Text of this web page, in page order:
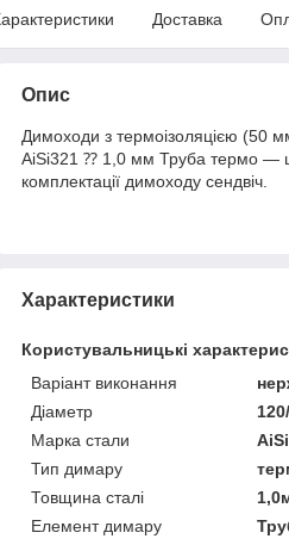
Доставка
Опис
Димоходи з термоізоляцією (50
AiSi321 ⁇ 1,0 мм Труба термо —
комплектації димоходу сендвіч.
Характеристики
Користувальницькі
Варіант виконання
Діаметр
Марка стали
Тип димару
Товщина сталі
Елемент димару